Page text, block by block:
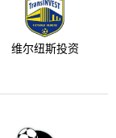
维尔纽斯投资